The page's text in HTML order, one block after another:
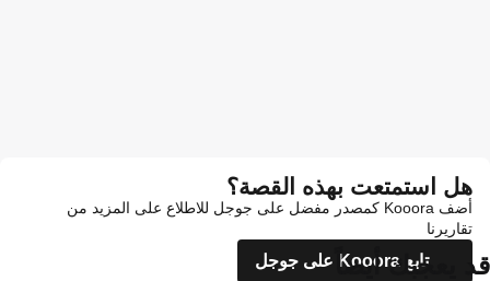
هل استمتعت بهذه القصة؟
أضف Kooora كمصدر مفضل على جوجل للاطلاع على المزيد من
تقاريرنا
تابع Kooora على جوجل
قد يعجبك أيضاً